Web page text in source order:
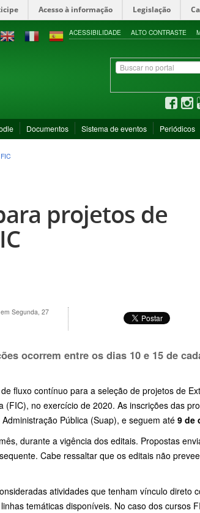
Acesso à informação Legislação
ACESSIBILIDADE ALTO CONTRASTE
Documentos Sistema de eventos Periódicos
projetos de
Segunda, 27
ocorrem entre os dias 10 e 15 de
fluxo contínuo para a seleção de projetos de
no exercício de 2020. As inscrições das
Pública (Suap), e seguem até 9 de
durante a vigência dos editais. Propostas
Cabe ressaltar que os editais não
atividades que tenham vínculo direto
temáticas disponíveis. No caso dos cursos